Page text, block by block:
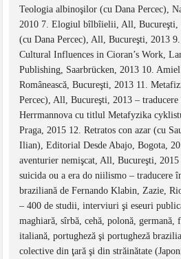
Teologia albinoşilor (cu Dana Percec),
2010 7. Elogiul bîlbîielii, All, Bucureşti,
(cu Dana Percec), All, Bucureşti, 2013
Cultural Influences in Cioran’s Work,
Publishing, Saarbrücken, 2013 10.
Românească, Bucureşti, 2013 11.
Percec), All, Bucureşti, 2013 –
Herrmannova cu titlul Metafyzika
Praga, 2015 12. Retratos con azar (cu
Ilian), Editorial Desde Abajo, Bogota,
aventurier nemişcat, All, Bucureşti,
suicida ou a era do niilismo – traducere
braziliană de Fernando Klabin, Zazie,
– 400 de studii, interviuri şi eseuri
maghiară, sîrbă, cehă, polonă, germană,
italiană, portugheză şi portugheză
colective din ţară şi din străinătate